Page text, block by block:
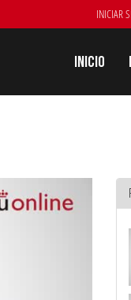
INICIAR
Inicio